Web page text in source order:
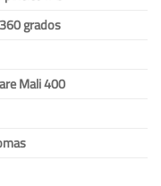
grados
Mali 400